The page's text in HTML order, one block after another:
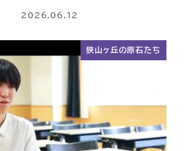
2026.06.12
狭山ヶ丘の原石たち